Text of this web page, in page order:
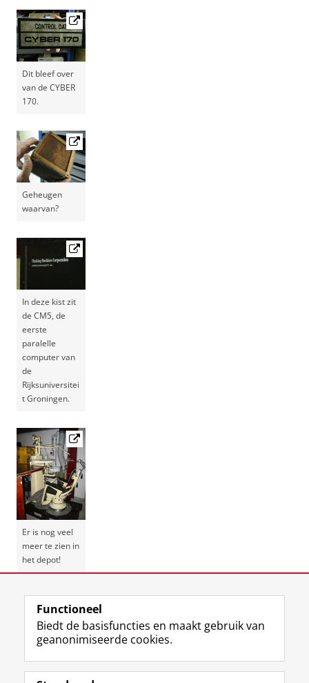
Dit bleef over
van de CYBER
170.
Geheugen
waarvan?
In deze kist zit
de CM5, de
eerste
paralelle
computer van
de
Rijksuniversitei
t Groningen.
Er is nog veel
meer te zien in
het depot!
Laatst gewijzigd: 04 oktober 2024 12:19
Volg de RUG
F
a
L
i
R
S
I
n
Y
o
Functioneel
Biedt de basisfuncties en maakt gebruik van
geanonimiseerde cookies.